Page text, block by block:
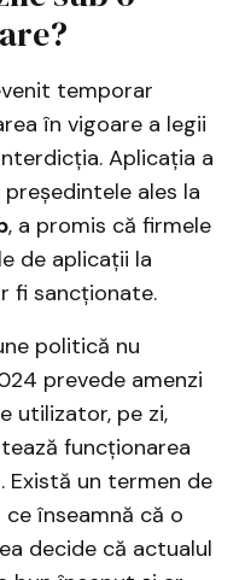
temporar
în vigoare a legii
Aplicația a
ales la
, a promis că firmele
de aplicații la
fi sancționate.
politică nu
prevede amenzi
utilizator, pe zi,
funcționarea
Există un termen de
înseamnă că o
decide că actualul